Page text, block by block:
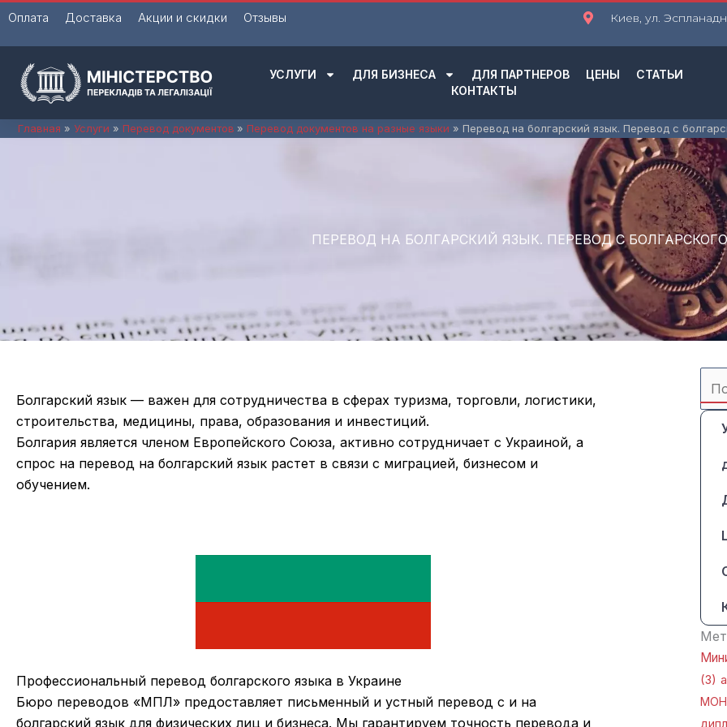
Перейти
Оплата Доставка Акции и скидки Отзывы Киев, ул.
УСЛУГИ ДЛЯ БИЗНЕСА ДЛЯ ПАРТНЕРОВ ЦЕНЫ
СТАТЬИ
КОНТАКТЫ
Главная Услуги Перевод документов Перевод документов на разные языки Перевод на болгарский язык. Перевод с
ПЕРЕВОД НА БОЛГАРСКИЙ ЯЗЫК. ПЕРЕВОД С
Болгарский язык — важен для сотрудничества в сферах туризма, торговли, логистики,
строительства, медицины, права, образования и инвестиций.
Болгария является членом Европейского Союза, активно сотрудничает с Украиной, а
спрос на перевод на болгарский язык растет в связи с миграцией, бизнесом и
обучением.
Профессиональный перевод болгарского языка в Украине
Бюро переводов «МПЛ» предоставляет письменный и устный перевод с и на
болгарский язык для физических лиц и бизнеса. Мы гарантируем точность перевода и
(3)
МОН